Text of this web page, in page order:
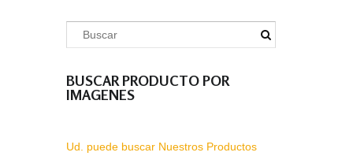
BUSCAR PRODUCTO POR
IMAGENES
Ud. puede buscar Nuestros Productos